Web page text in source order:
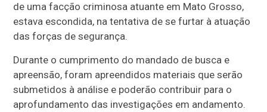
de uma facção criminosa atuante em Mato Grosso,
estava escondida, na tentativa de se furtar à atuação
das forças de segurança.
Durante o cumprimento do mandado de busca e
apreensão, foram apreendidos materiais que serão
submetidos à análise e poderão contribuir para o
aprofundamento das investigações em andamento.